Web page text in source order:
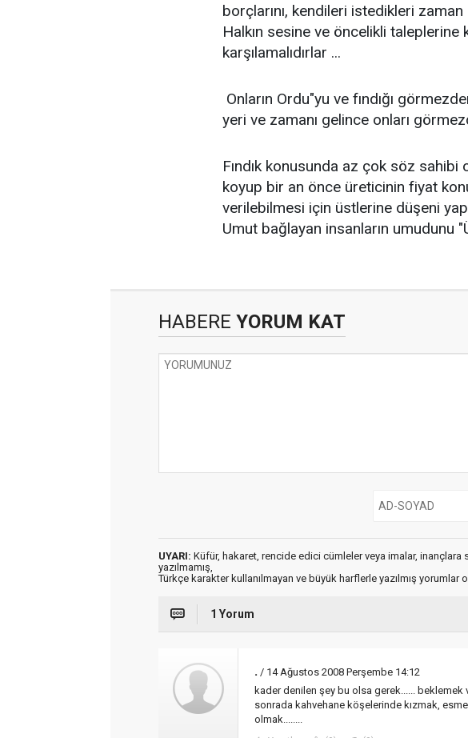
borçlarını, kendileri istedikleri
Halkın sesine ve öncelikli taleplerine
karşılamalıdırlar ...
Onların Ordu"yu ve fındığı
yeri ve zamanı gelince onları
Fındık konusunda az çok söz sahibi
koyup bir an önce üreticinin fiyat
verilebilmesi için üstlerine düşeni
Umut bağlayan insanların umudunu
HABERE YORUM KAT
UYARI: Küfür, hakaret, rencide edici cümleler veya imalar, inançlara
yazılmamış,
Türkçe karakter kullanılmayan ve büyük harflerle yazılmış yorumlar
1 Yorum
. / 14 Ağustos 2008 Perşembe 14:12
kader denilen şey bu olsa gerek...... beklemek
sonrada kahvehane köşelerinde kızmak,
olmak........